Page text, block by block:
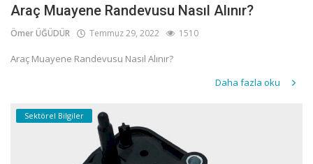
Araç Muayene Randevusu Nasıl Alınır?
Ömer ÜĞÜDÜR Temmuz 29, 2022 1510
Araç Muayene Randevusu Nasıl Alınır?
Daha fazla oku
Sektörel Bilgiler